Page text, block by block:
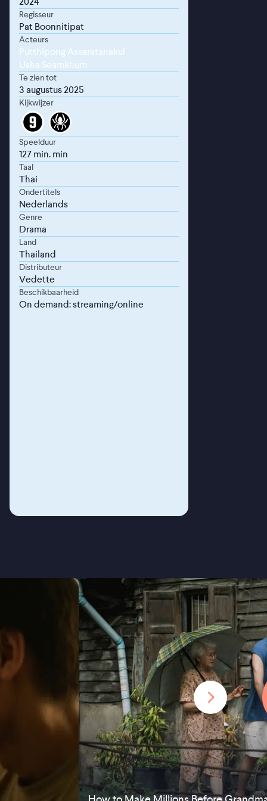
Regisseur
Pat Boonnitipat
Acteurs
Putthipong Assaratanakul
Usha Seamkhum
Te zien tot
3 augustus 2025
Kijkwijzer
Speelduur
127 min. min
Taal
Thai
Ondertitels
Nederlands
Genre
Drama
Land
Thailand
Distributeur
Vedette
Beschikbaarheid
On demand: streaming/online